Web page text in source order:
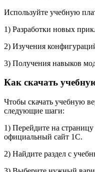
Используйте учебную
1) Разработки новых
2) Изучения
3) Получения навыков
Как скачать
Чтобы скачать учебную
следующие шаги:
1) Перейдите на
официальный сайт 1С.
2) Найдите раздел с